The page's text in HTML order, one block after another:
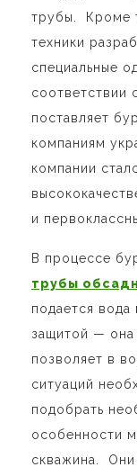
трубы. Кроме
техники
специальные
соответствии
поставляет
компаниям
компании
и
В процессе
трубы
подается
защитой — она
позволяет в
ситуаций
подобрать
особенности
скважина. Они